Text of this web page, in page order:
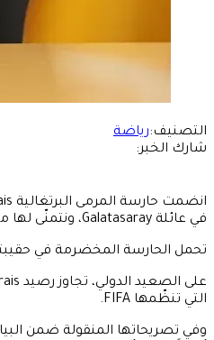
التصنيف:رياضة
شارك الخبر:
في عائلة Galatasaray، ونتمنّى لها مسيرةً حافلةً بالإنجازات تحت قميصنا الأصفر والأحمر."
تحمل الحارسة المخضرمة في
التي تنظّمها FIFA.